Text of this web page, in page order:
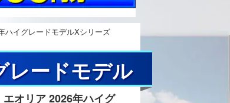
イグレードモデルXシリーズ
レードモデル
オリア 2026年ハイグ